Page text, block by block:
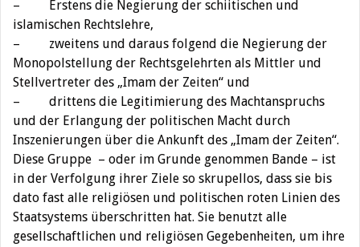
– Erstens die Negierung der schiitischen und
islamischen Rechtslehre,
– zweitens und daraus folgend die Negierung der
Monopolstellung der Rechtsgelehrten als Mittler und
Stellvertreter des „Imam der Zeiten“ und
– drittens die Legitimierung des Machtanspruchs
und der Erlangung der politischen Macht durch
Inszenierungen über die Ankunft des „Imam der Zeiten“.
Diese Gruppe – oder im Grunde genommen Bande – ist
in der Verfolgung ihrer Ziele so skrupellos, dass sie bis
dato fast alle religiösen und politischen roten Linien des
Staatsystems überschritten hat. Sie benutzt alle
gesellschaftlichen und religiösen Gegebenheiten, um ihre